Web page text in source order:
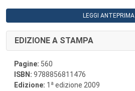
LEGGI ANTEPRIMA
EDIZIONE A STAMPA
Pagine: 560
ISBN: 9788856811476
Edizione: 1 a edizione 2009